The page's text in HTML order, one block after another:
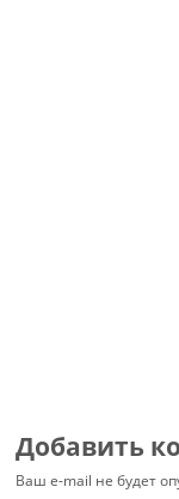
Добавить
Ваш e-mail не будет